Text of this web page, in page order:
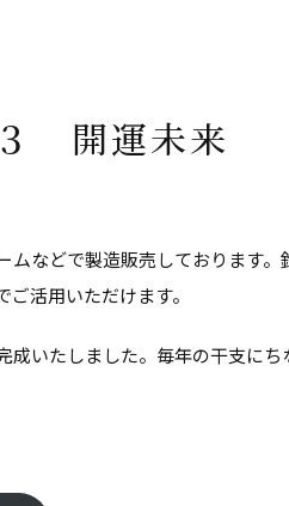
開運未来
ムなどで製造販売しております
活用いただけます。
成いたしました。毎年の干支に